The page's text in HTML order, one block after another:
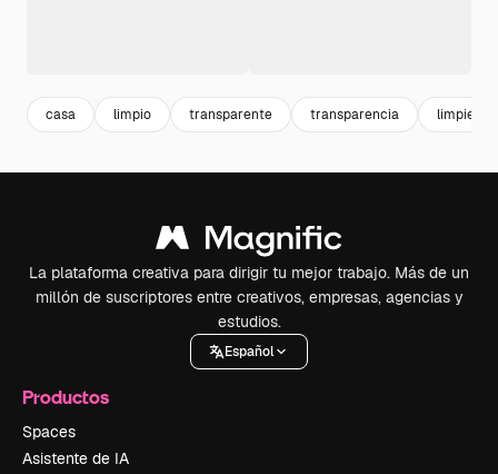
casa limpio transparente transparencia limpieza
La plataforma creativa para dirigir tu mejor trabajo. Más de un
millón de suscriptores entre creativos, empresas, agencias y
estudios.
Español
Productos
Spaces
Asistente de IA